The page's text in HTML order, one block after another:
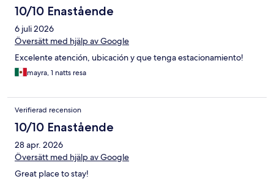
10/10 Enastående
6 juli 2026
Översätt med hjälp av Google
Excelente atención, ubicación y que tenga estacionamiento!
mayra, 1 natts resa
Verifierad recension
10/10 Enastående
28 apr. 2026
Översätt med hjälp av Google
Great place to stay!